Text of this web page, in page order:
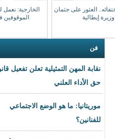
الخارجية: نعمل لضمان عودة مواطنينا
الموقوفين في مالي سالمين
تعلن تفعيل قانون
الاجتماعي